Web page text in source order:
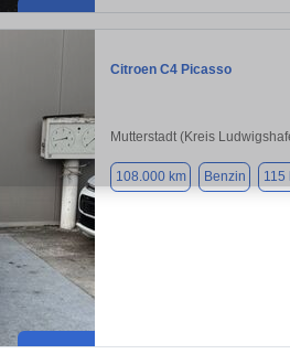
Citroen C4 Picasso
Mutterstadt (Kreis
108.000 km Benzin 115